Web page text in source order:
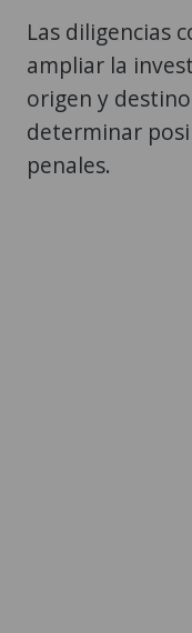
Las diligencias
ampliar la
origen y
determinar
penales.